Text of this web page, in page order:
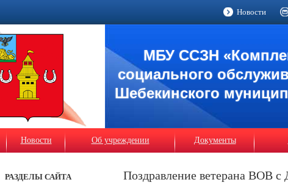
Новости
МБУ ССЗН
социального
Шебекинского
Новости Об учреждении Документы
РАЗДЕЛЫ САЙТА Поздравление ветерана ВОВ с